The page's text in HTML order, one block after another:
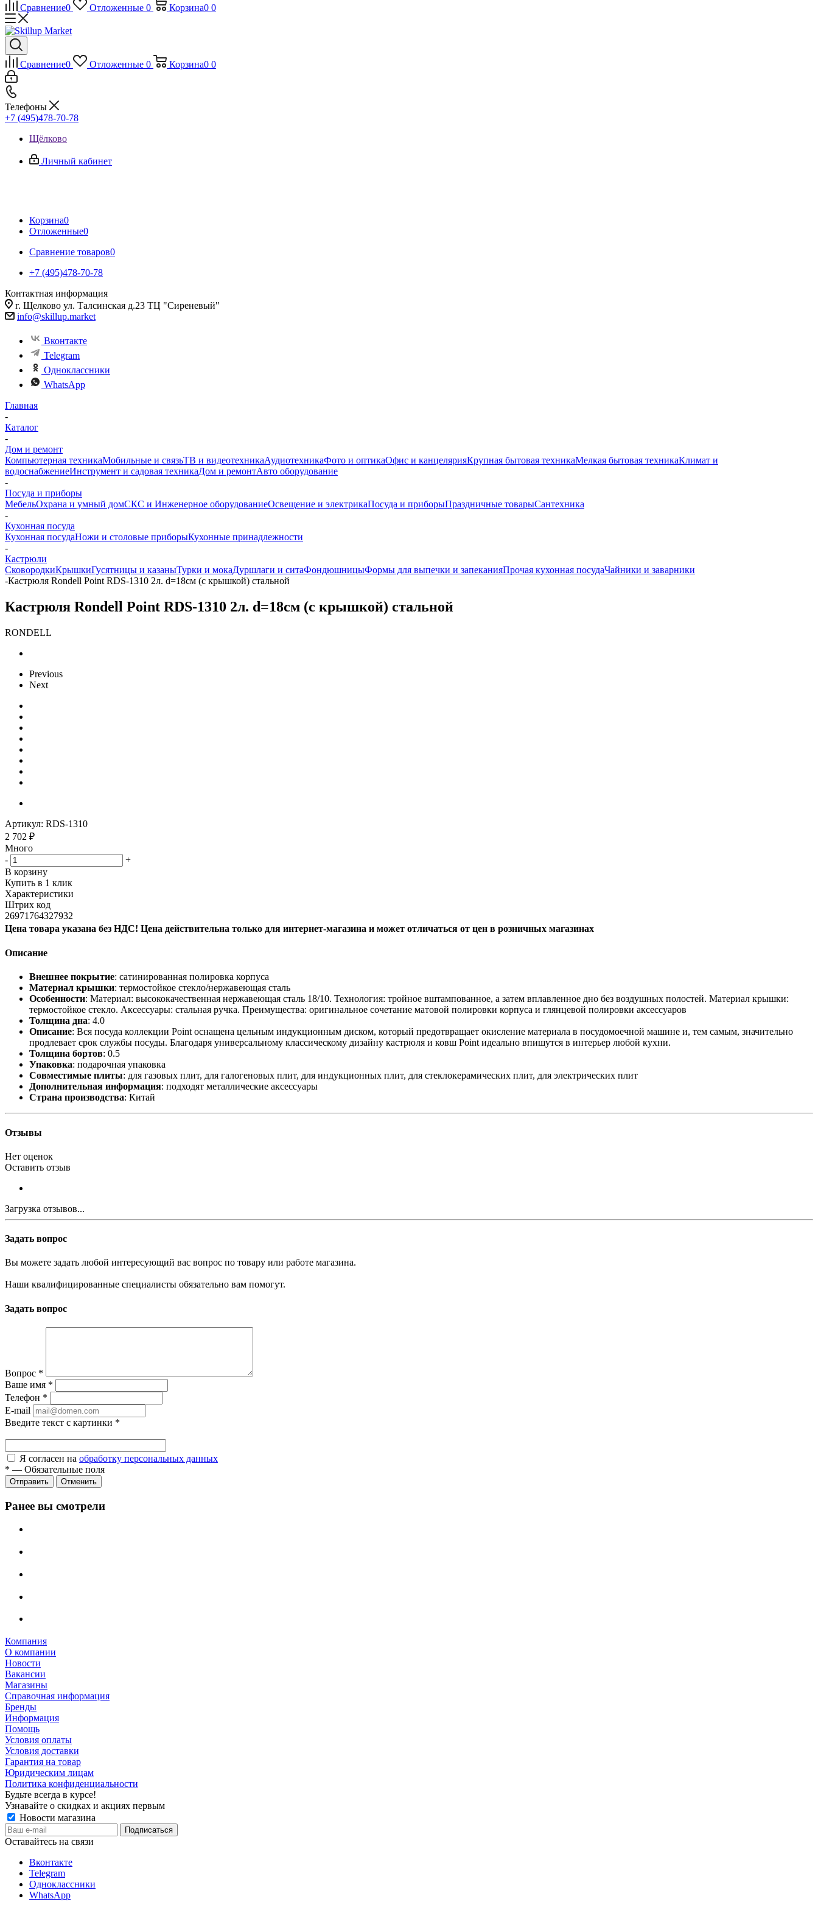
Сравнение0 Отложенные 0 Корзина0 0
Сравнение0 Отложенные 0 Корзина0 0
Телефоны
+7 (495)478-70-78
Щёлково
Личный кабинет
Корзина0
Отложенные0
Сравнение товаров0
+7 (495)478-70-78
Контактная информация
г. Щелково ул. Талсинская д.23 ТЦ "Сиреневый"
info@skillup.market
Вконтакте
Telegram
Одноклассники
WhatsApp
Главная
-
Каталог
-
Дом и ремонт
Компьютерная техникаМобильные и связьТВ и видеотехникаАудиотехникаФото и оптикаОфис и канцелярияКрупная бытовая техникаМелкая бытовая техникаКлимат и
водоснабжениеИнструмент и садовая техникаДом и ремонтАвто оборудование
-
Посуда и приборы
МебельОхрана и умный домСКС и Инженерное оборудованиеОсвещение и электрикаПосуда и приборыПраздничные товарыСантехника
-
Кухонная посуда
Кухонная посудаНожи и столовые приборыКухонные принадлежности
-
Кастрюли
СковородкиКрышкиГусятницы и казаныТурки и мокаДуршлаги и ситаФондюшницыФормы для выпечки и запеканияПрочая кухонная посудаЧайники и заварники
-Кастрюля Rondell Point RDS-1310 2л. d=18см (с крышкой) стальной
Кастрюля Rondell Point RDS-1310 2л. d=18см (с крышкой) стальной
RONDELL
Previous
Next
Артикул: RDS-1310
2 702 ₽
Много
-
+
В корзину
Купить в 1 клик
Характеристики
Штрих код
26971764327932
Цена товара указана без НДС! Цена действительна только для интернет-магазина и может отличаться от цен в розничных магазинах
Описание
Внешнее покрытие: сатинированная полировка корпуса
Материал крышки: термостойкое стекло/нержавеющая сталь
Особенности: Материал: высококачественная нержавеющая сталь 18/10. Технология: тройное вштампованное, а затем вплавленное дно без воздушных полостей. Материал крышки:
термостойкое стекло. Аксессуары: стальная ручка. Преимущества: оригинальное сочетание матовой полировки корпуса и глянцевой полировки аксессуаров
Толщина дна: 4.0
Описание: Вся посуда коллекции Point оснащена цельным индукционным диском, который предотвращает окисление материала в посудомоечной машине и, тем самым, значительно
продлевает срок службы посуды. Благодаря универсальному классическому дизайну кастрюля и ковш Point идеально впишутся в интерьер любой кухни.
Толщина бортов: 0.5
Упаковка: подарочная упаковка
Совместимые плиты: для газовых плит, для галогеновых плит, для индукционных плит, для стеклокерамических плит, для электрических плит
Дополнительная информация: подходят металлические аксессуары
Страна производства: Китай
Отзывы
Нет оценок
Оставить отзыв
Загрузка отзывов...
Задать вопрос
Вы можете задать любой интересующий вас вопрос по товару или работе магазина.
Наши квалифицированные специалисты обязательно вам помогут.
Задать вопрос
Вопрос *
Ваше имя *
Телефон *
E-mail
Введите текст с картинки *
Я согласен на обработку персональных данных
* — Обязательные поля
Отправить Отменить
Ранее вы смотрели
Компания
О компании
Новости
Вакансии
Магазины
Справочная информация
Бренды
Информация
Помощь
Условия оплаты
Условия доставки
Гарантия на товар
Юридическим лицам
Политика конфиденциальности
Будьте всегда в курсе!
Узнавайте о скидках и акциях первым
Новости магазина
Оставайтесь на связи
Вконтакте
Telegram
Одноклассники
WhatsApp